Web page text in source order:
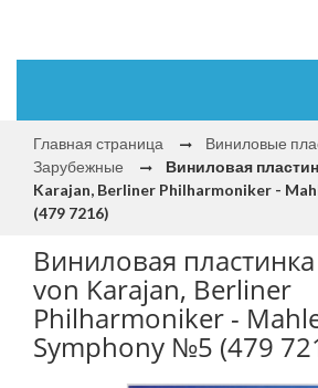
Главная страница
Виниловые
Зарубежные
Виниловая
Karajan, Berliner Philharmoniker ‎-
(479 7216)
Виниловая
von Karajan, Berliner
Philharmoniker ‎-
Symphony №5 (479